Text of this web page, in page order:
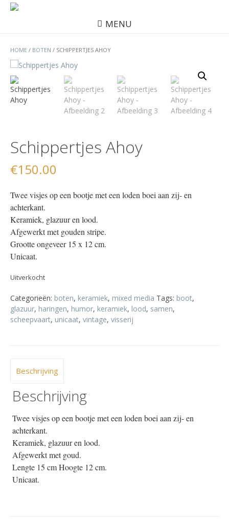
MENU
HOME / BOTEN / SCHIPPERTJES AHOY
Schippertjes Ahoy
€150.00
Twee visjes op een bootje met een loden boei aan zij- en
achterkant.
Keramiek, glazuur en lood.
Afgewerkt met gouden stripe.
Grootte ongeveer 15 x 12 cm.
Unicaat.
Uitverkocht
Categorieën: boten, keramiek, mixed media Tags: boot,
glazuur, haringen, humor, keramiek, lood, samen,
scheepvaart, unicaat, vintage, visserij
Beschrijving
Beschrijving
Twee visjes op een bootje met een loden boei aan zij- en
achterkant.
Keramiek, glazuur en lood.
Afgewerkt met goud.
Lengte 15 cm Hoogte 12 cm.
Unicaat.